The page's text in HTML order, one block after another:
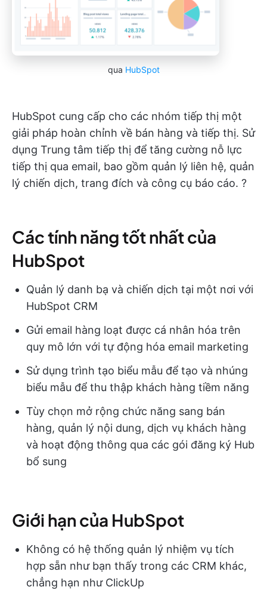
qua HubSpot
HubSpot cung cấp cho các nhóm tiếp thị một
giải pháp hoàn chỉnh về bán hàng và tiếp thị. Sử
dụng Trung tâm tiếp thị để tăng cường nỗ lực
tiếp thị qua email, bao gồm quản lý liên hệ, quản
lý chiến dịch, trang đích và công cụ báo cáo. ?
Các tính năng tốt nhất của
HubSpot
Quản lý danh bạ và chiến dịch tại một nơi với
HubSpot CRM
Gửi email hàng loạt được cá nhân hóa trên
quy mô lớn với tự động hóa email marketing
Sử dụng trình tạo biểu mẫu để tạo và nhúng
biểu mẫu để thu thập khách hàng tiềm năng
Tùy chọn mở rộng chức năng sang bán
hàng, quản lý nội dung, dịch vụ khách hàng
và hoạt động thông qua các gói đăng ký Hub
bổ sung
Giới hạn của HubSpot
Không có hệ thống quản lý nhiệm vụ tích
hợp sẵn như bạn thấy trong các CRM khác,
chẳng hạn như ClickUp